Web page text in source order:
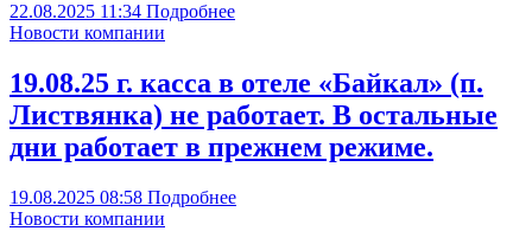
22.08.2025 11:34 Подробнее
Новости компании
19.08.25 г. касса в отеле «Байкал» (п.
Листвянка) не работает. В остальные
дни работает в прежнем режиме.
19.08.2025 08:58 Подробнее
Новости компании